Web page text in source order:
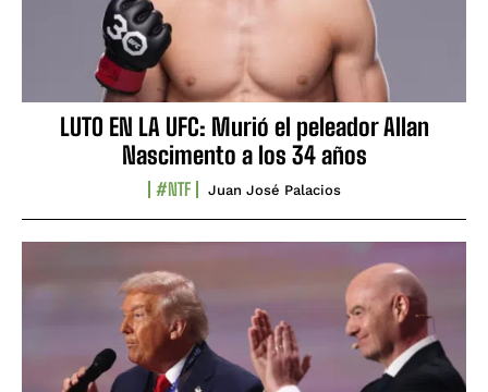
LUTO EN LA UFC: Murió el peleador Allan
Nascimento a los 34 años
#NTF Juan José Palacios